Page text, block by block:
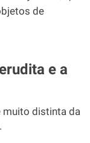
de
e a
muito distinta da